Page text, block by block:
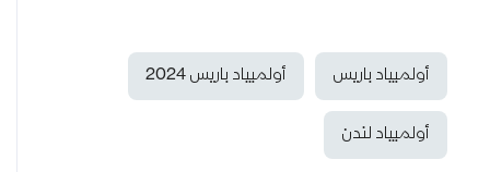
أولمبياد باريس أولمبياد باريس 2024
أولمبياد لندن